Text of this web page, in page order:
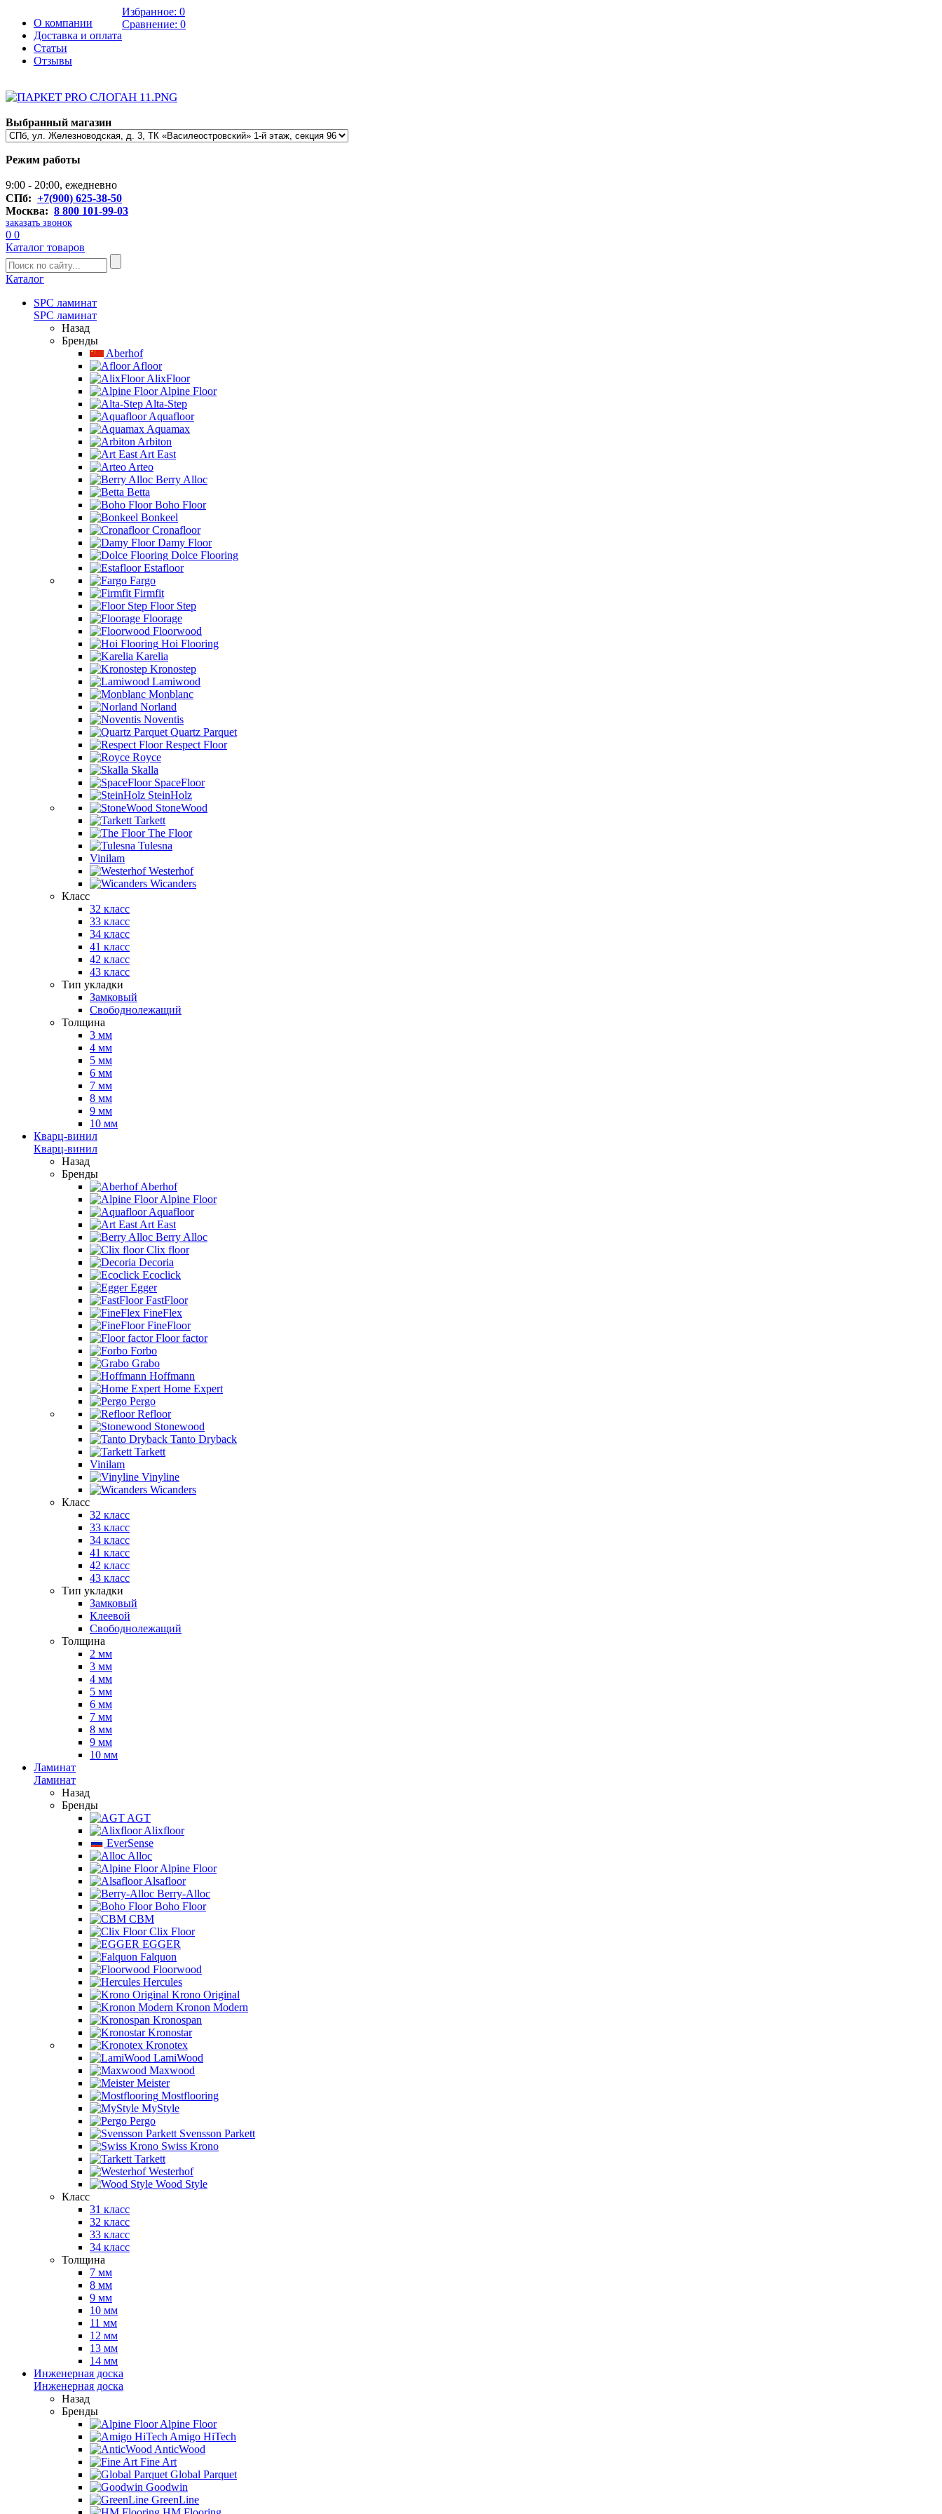
О компании
Доставка и оплата
Статьи
Отзывы
Избранное: 0
Сравнение: 0
Выбранный магазин
Режим работы
9:00 - 20:00, ежедневно
СПб: +7(900) 625-38-50
Москва: 8 800 101-99-03
заказать звонок
0 0
Каталог товаров
Каталог
SPC ламинат
SPC ламинат
Назад
Бренды
Aberhof
Afloor
AlixFloor
Alpine Floor
Alta-Step
Aquafloor
Aquamax
Arbiton
Art East
Arteo
Berry Alloc
Betta
Boho Floor
Bonkeel
Cronafloor
Damy Floor
Dolce Flooring
Estafloor
Fargo
Firmfit
Floor Step
Floorage
Floorwood
Hoi Flooring
Karelia
Kronostep
Lamiwood
Monblanc
Norland
Noventis
Quartz Parquet
Respect Floor
Royce
Skalla
SpaceFloor
SteinHolz
StoneWood
Tarkett
The Floor
Tulesna
Vinilam
Westerhof
Wicanders
Класс
32 класс
33 класс
34 класс
41 класс
42 класс
43 класс
Тип укладки
Замковый
Свободнолежащий
Толщина
3 мм
4 мм
5 мм
6 мм
7 мм
8 мм
9 мм
10 мм
Кварц-винил
Кварц-винил
Назад
Бренды
Aberhof
Alpine Floor
Aquafloor
Art East
Berry Alloc
Clix floor
Decoria
Ecoclick
Egger
FastFloor
FineFlex
FineFloor
Floor factor
Forbo
Grabo
Hoffmann
Home Expert
Pergo
Refloor
Stonewood
Tanto Dryback
Tarkett
Vinilam
Vinyline
Wicanders
Класс
32 класс
33 класс
34 класс
41 класс
42 класс
43 класс
Тип укладки
Замковый
Клеевой
Свободнолежащий
Толщина
2 мм
3 мм
4 мм
5 мм
6 мм
7 мм
8 мм
9 мм
10 мм
Ламинат
Ламинат
Назад
Бренды
AGT
Alixfloor
EverSense
Alloc
Alpine Floor
Alsafloor
Berry-Alloc
Boho Floor
CBM
Clix Floor
EGGER
Falquon
Floorwood
Hercules
Krono Original
Kronon Modern
Kronospan
Kronostar
Kronotex
LamiWood
Maxwood
Meister
Mostflooring
MyStyle
Pergo
Svensson Parkett
Swiss Krono
Tarkett
Westerhof
Wood Style
Класс
31 класс
32 класс
33 класс
34 класс
Толщина
7 мм
8 мм
9 мм
10 мм
11 мм
12 мм
13 мм
14 мм
Инженерная доска
Инженерная доска
Назад
Бренды
Alpine Floor
Amigo HiTech
AnticWood
Fine Art
Global Parquet
Goodwin
GreenLine